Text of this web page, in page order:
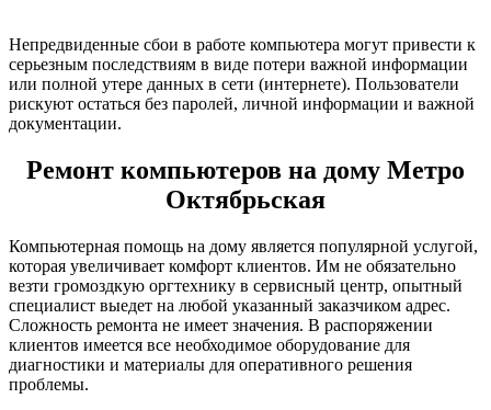
Непредвиденные сбои в работе компьютера могут привести к
серьезным последствиям в виде потери важной информации
или полной утере данных в сети (интернете). Пользователи
рискуют остаться без паролей, личной информации и важной
документации.
Ремонт компьютеров на дому Метро
Октябрьская
Компьютерная помощь на дому является популярной услугой,
которая увеличивает комфорт клиентов. Им не обязательно
везти громоздкую оргтехнику в сервисный центр, опытный
специалист выедет на любой указанный заказчиком адрес.
Сложность ремонта не имеет значения. В распоряжении
клиентов имеется все необходимое оборудование для
диагностики и материалы для оперативного решения
проблемы.